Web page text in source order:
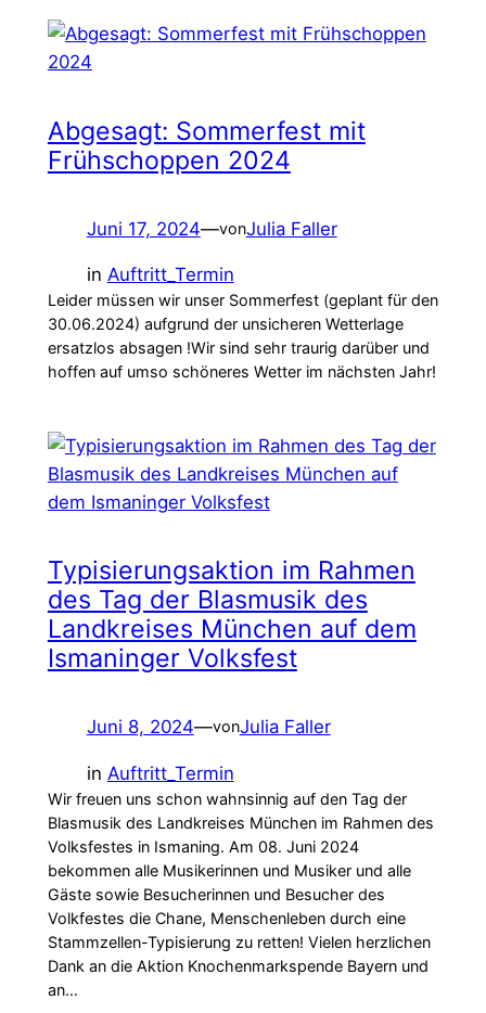
Abgesagt: Sommerfest mit
Frühschoppen 2024
Juni 17, 2024—vonJulia Faller
in Auftritt_Termin
Leider müssen wir unser Sommerfest (geplant für den
30.06.2024) aufgrund der unsicheren Wetterlage
ersatzlos absagen !Wir sind sehr traurig darüber und
hoffen auf umso schöneres Wetter im nächsten Jahr!
Typisierungsaktion im Rahmen
des Tag der Blasmusik des
Landkreises München auf dem
Ismaninger Volksfest
Juni 8, 2024—vonJulia Faller
in Auftritt_Termin
Wir freuen uns schon wahnsinnig auf den Tag der
Blasmusik des Landkreises München im Rahmen des
Volksfestes in Ismaning. Am 08. Juni 2024
bekommen alle Musikerinnen und Musiker und alle
Gäste sowie Besucherinnen und Besucher des
Volkfestes die Chane, Menschenleben durch eine
Stammzellen-Typisierung zu retten! Vielen herzlichen
Dank an die Aktion Knochenmarkspende Bayern und
an…